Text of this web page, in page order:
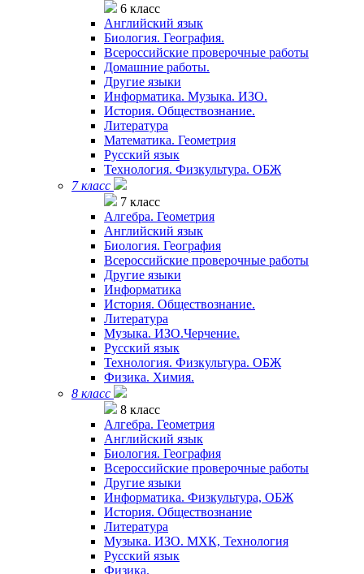
6 класс
Английский язык
Биология. География.
Всероссийские проверочные работы
Домашние работы.
Другие языки
Информатика. Музыка. ИЗО.
История. Обществознание.
Литература
Математика. Геометрия
Русский язык
Технология. Физкультура. ОБЖ
7 класс
7 класс
Алгебра. Геометрия
Английский язык
Биология. География
Всероссийские проверочные работы
Другие языки
Информатика
История. Обществознание.
Литература
Музыка. ИЗО.Черчение.
Русский язык
Технология. Физкультура. ОБЖ
Физика. Химия.
8 класс
8 класс
Алгебра. Геометрия
Английский язык
Биология. География
Всероссийские проверочные работы
Другие языки
Информатика. Физкультура, ОБЖ
История. Обществознание
Литература
Музыка. ИЗО. МХК, Технология
Русский язык
Физика.